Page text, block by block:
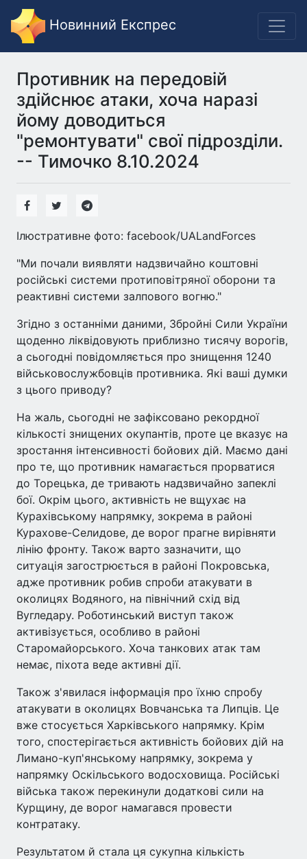
Новинний Експрес
Противник на передовій
здійснює атаки, хоча наразі
йому доводиться
"ремонтувати" свої підрозділи.
-- Тимочко 8.10.2024
Ілюстративне фото: facebook/UALandForces
"Ми почали виявляти надзвичайно коштовні
російські системи протиповітряної оборони та
реактивні системи залпового вогню."
Згідно з останніми даними, Збройні Сили України
щоденно ліквідовують приблизно тисячу ворогів,
а сьогодні повідомляється про знищення 1240
військовослужбовців противника. Які ваші думки
з цього приводу?
На жаль, сьогодні не зафіксовано рекордної
кількості знищених окупантів, проте це вказує на
зростання інтенсивності бойових дій. Маємо дані
про те, що противник намагається прорватися
до Торецька, де тривають надзвичайно запеклі
бої. Окрім цього, активність не вщухає на
Курахівському напрямку, зокрема в районі
Курахове-Селидове, де ворог прагне вирівняти
лінію фронту. Також варто зазначити, що
ситуація загострюється в районі Покровська,
адже противник робив спроби атакувати в
околицях Водяного, на північний схід від
Вугледару. Роботинський виступ також
активізується, особливо в районі
Старомайорського. Хоча танкових атак там
немає, піхота веде активні дії.
Також з'явилася інформація про їхню спробу
атакувати в околицях Вовчанська та Липців. Це
вже стосується Харківського напрямку. Крім
того, спостерігається активність бойових дій на
Лимано-куп'янському напрямку, зокрема у
напрямку Оскільського водосховища. Російські
війська також перекинули додаткові сили на
Курщину, де ворог намагався провести
контратаку.
Результатом й стала ця сукупна кількість